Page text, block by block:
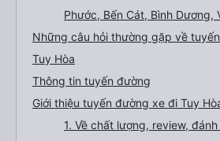
Phước, Bến Cát, Bình Dương,
Những câu hỏi thường gặp về
Tuy Hòa
Thông tin tuyến đường
Giới thiệu tuyến đường xe đi Tuy
1. Về chất lượng, review,